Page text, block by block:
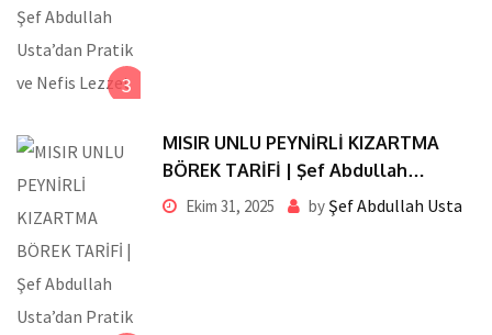
3
MISIR UNLU PEYNİRLİ KIZARTMA
BÖREK TARİFİ | Şef Abdullah
Usta’dan Pratik ve Nefis Lezzet
Ekim 31, 2025 byŞef Abdullah Usta